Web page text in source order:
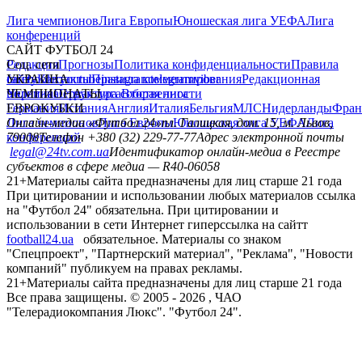
Лига чемпионовЛига ЕвропыЮношеская лига УЕФАЛига
конференций
САЙТ ФУТБОЛ 24
РедакцияПрогнозыПолитика конфиденциальностиПравила
сайтуКонтактыПравила комментированияРедакционная
политикаСтруктура собственности
Соц. сети
facebookxyoutubeinstagramtelegramviber
УКРАИНА
УкраинаПервая лигаВторая лига
ЧЕМПИОНАТЫ
ГерманияИспанияАнглияИталияБельгияМЛСНидерланды
ЕВРОКУБКИ
Лига чемпионовЛига ЕвропыЮношеская лига УЕФАЛига
конференций
Онлайн-медиа «Футбол 24»пл. Галицкая, дом. 15, м. Львов,
79008Телефон +380 (32) 229-77-77Адрес электронной почты
legal@24tv.com.uaИдентификатор онлайн-медиа в Реестре
субъектов в сфере медиа — R40-06058
21+Материалы сайта предназначены для лиц старше 21 года
При цитировании и использовании любых материалов ссылка
на "Футбол 24" обязательна. При цитировании и
использовании в сети Интернет гиперссылка на сайтт
football24.ua
обязательное. Материалы со знаком
"Спецпроект", "Партнерский материал", "Реклама", "Новости
компаний" публикуем на правах рекламы.
21+Материалы сайта предназначены для лиц старше 21 года
Все права защищены. © 2005 - 2026 , ЧАО
"Телерадиокомпания Люкс". "Футбол 24".